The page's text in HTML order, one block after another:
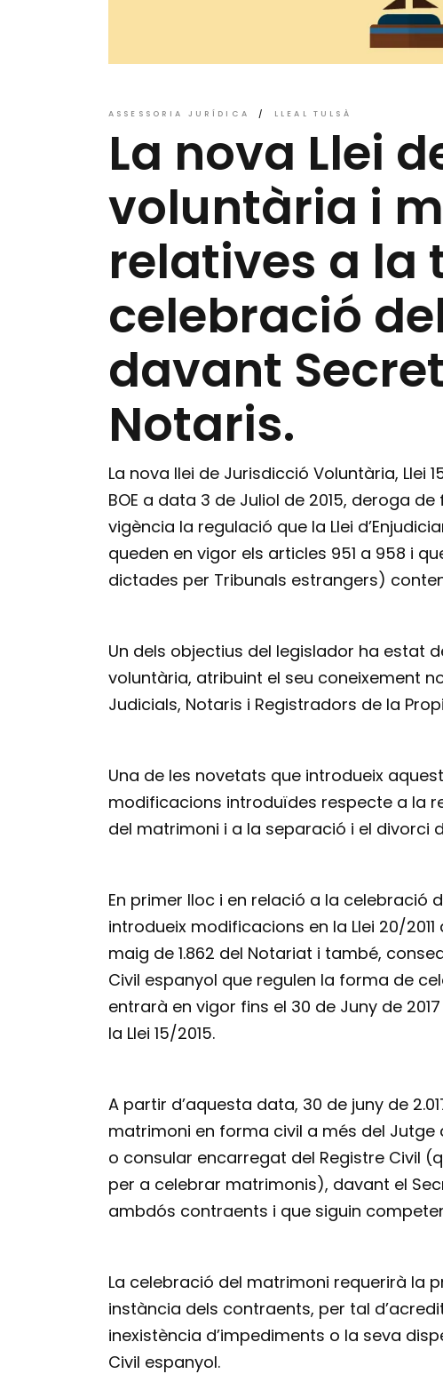
ASSESSORIA JURÍDICA LLEAL TULSÀ
La nova Llei
voluntària i
relatives a la
celebració
davant
Notaris.
La nova llei de Jurisdicció Voluntària, Llei
BOE a data 3 de Juliol de 2015, deroga
vigència la regulació que la Llei
queden en vigor els articles 951 a 958 i
dictades per Tribunals estrangers)
Un dels objectius del legislador ha estat
voluntària, atribuint el seu coneixement
Judicials, Notaris i Registradors de la
Una de les novetats que introdueix
modificacions introduïdes respecte a la
del matrimoni i a la separació i el divorci
En primer lloc i en relació a la celebració
introdueix modificacions en la Llei 20/2011
maig de 1.862 del Notariat i també,
Civil espanyol que regulen la forma de
entrarà en vigor fins el 30 de Juny de
la Llei 15/2015.
A partir d’aquesta data, 30 de juny de
matrimoni en forma civil a més del Jutge
o consular encarregat del Registre Civil
per a celebrar matrimonis), davant el
ambdós contraents i que siguin
La celebració del matrimoni requerirà la
instància dels contraents, per tal
inexistència d’impediments o la seva
Civil espanyol.